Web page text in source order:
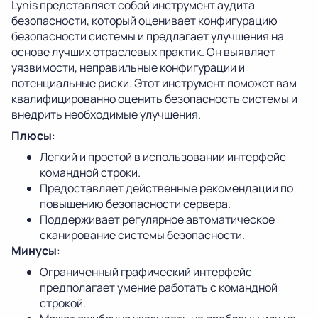
Lynis представляет собой инструмент аудита
безопасности, который оценивает конфигурацию
безопасности системы и предлагает улучшения на
основе лучших отраслевых практик. Он выявляет
уязвимости, неправильные конфигурации и
потенциальные риски. Этот инструмент поможет вам
квалифицированно оценить безопасность системы и
внедрить необходимые улучшения.
Плюсы:
Легкий и простой в использовании интерфейс
командной строки.
Предоставляет действенные рекомендации по
повышению безопасности сервера.
Поддерживает регулярное автоматическое
сканирование системы безопасности.
Минусы:
Ограниченный графический интерфейс
предполагает умение работать с командной
строкой.